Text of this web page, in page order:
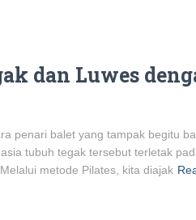
dan Luwes
penari balet yang tampak begitu
tubuh tegak tersebut terletak
metode Pilates, kita diajak